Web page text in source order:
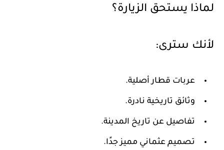
لماذا يستحق الزيارة؟
لأنك سترى:
عربات قطار أصلية.
وثائق تاريخية نادرة.
تفاصيل عن تاريخ المدينة.
تصميم عثماني مميز جدًا.